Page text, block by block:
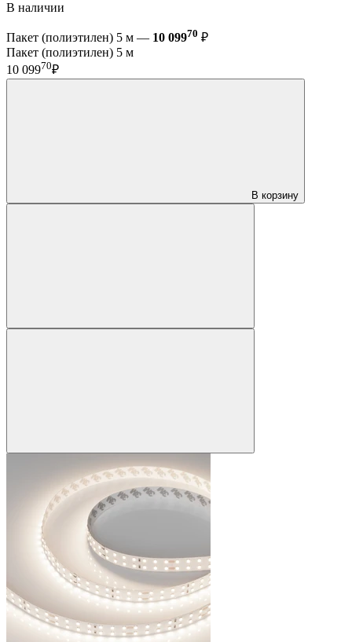
В наличии
Пакет (полиэтилен) 5 м — 10 09970 ₽
Пакет (полиэтилен) 5 м
10 09970₽
В корзину